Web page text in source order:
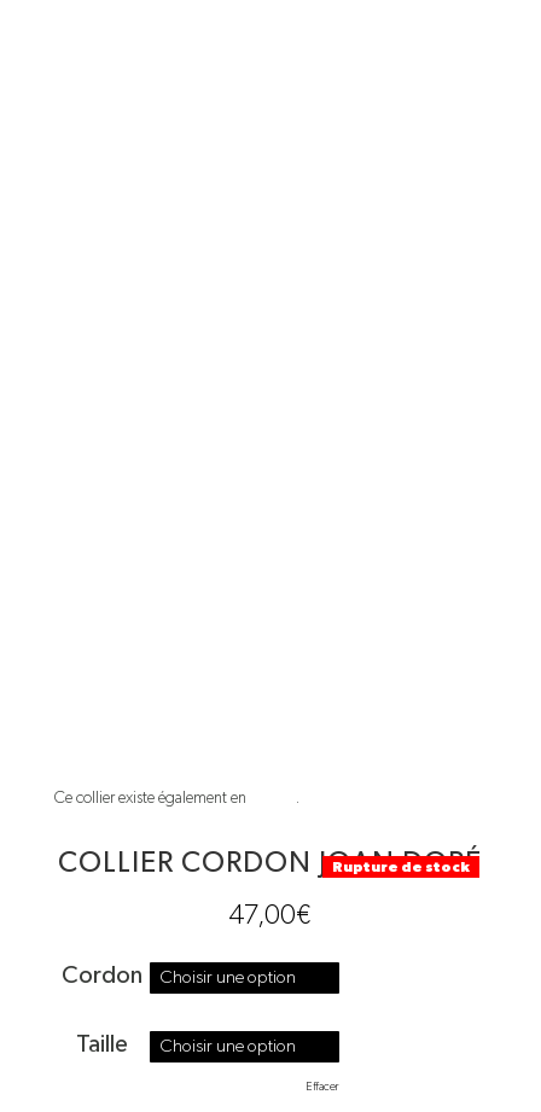
Ce collier existe également en
COLLIER CORDON JOAN DORÉ
47,00€
Rupture de stock
Cordon
Taille
Effacer